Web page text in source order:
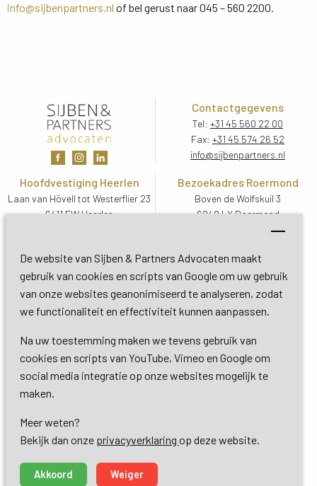
De website van Sijben & Partners Advocaten maakt
gebruik van cookies en scripts van Google om uw gebruik
van onze websites geanonimiseerd te analyseren, zodat
we functionaliteit en effectiviteit kunnen aanpassen.
Na uw toestemming maken we tevens gebruik van
cookies en scripts van YouTube, Vimeo en Google om
social media integratie op onze websites mogelijk te
maken.
Meer weten?
Bekijk dan onze privacyverklaring op deze website.
Akkoord Weiger
info@sijbenpartners.nl of bel gerust naar 045 – 560 2200.
Contactgegevens
Tel: +31 45 560 22 00
Fax: +31 45 574 26 52
info@sijbenpartners.nl
Hoofdvestiging Heerlen
Laan van Hövell tot Westerflier 23
6411 EW Heerlen
Bezoekadres Roermond
Boven de Wolfskuil 3
6049 LX Roermond
Routebeschrijving
Bezoekadres De Bilt
Soestdijkseweg Zuid 13
3732 HC De Bilt (Utrecht)
Copyright 2026 © Sijben & Partners
Dienstverlening